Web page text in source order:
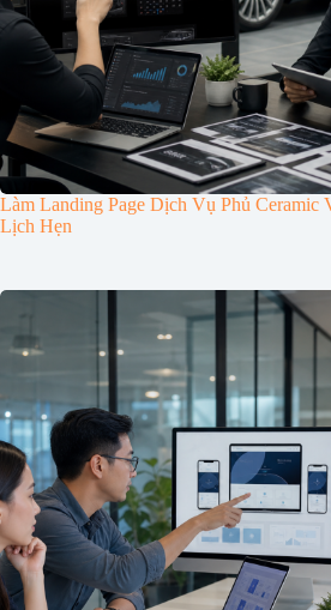
Làm Landing Page Dịch Vụ Phủ Ceramic
Lịch Hẹn